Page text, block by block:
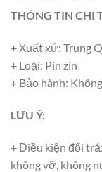
THÔNG TIN CHI
+ Xuất xứ: Trung
+ Loại: Pin zin
+ Bảo hành: Không
LƯU Ý:
+ Điều kiện đổi
không vỡ, không